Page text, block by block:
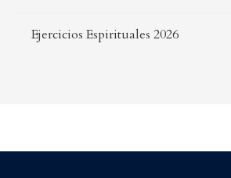
Ejercicios Espirituales 2026